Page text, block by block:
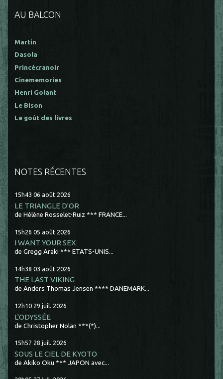
AU BALCON
Martin
Dasola
Princécranoir
Cinememories
Henri Golant
Le Bison
Le goût des livres
NOTES RÉCENTES
15h43 06 août 2026
LE TRIANGLE D'OR
de Hélène Rosselet-Ruiz *** FRANCE...
15h26 05 août 2026
I WANT YOUR SEX
de Gregg Araki *** ETATS-UNIS...
14h38 03 août 2026
THE LAST VIKING
de Anders Thomas Jensen **** DANEMARK...
12h10 29 juil. 2026
L'ODYSSÉE
de Christopher Nolan ***(*)...
15h57 28 juil. 2026
SOUS LE CIEL DE KYOTO
de Akiko Oku *** JAPON avec...